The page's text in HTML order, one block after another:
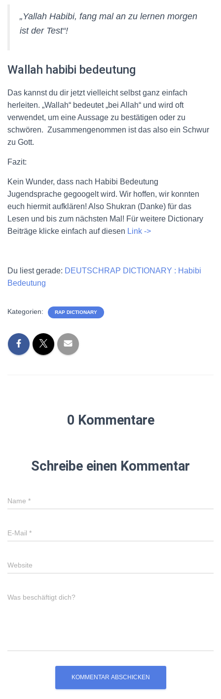
„Yallah Habibi, fang mal an zu lernen morgen
ist der Test“!
Wallah habibi bedeutung
Das kannst du dir jetzt vielleicht selbst ganz einfach
herleiten. „Wallah“ bedeutet „bei Allah“ und wird oft
verwendet, um eine Aussage zu bestätigen oder zu
schwören. Zusammengenommen ist das also ein Schwur
zu Gott.
Fazit:
Kein Wunder, dass nach Habibi Bedeutung
Jugendsprache gegoogelt wird. Wir hoffen, wir konnten
euch hiermit aufklären! Also Shukran (Danke) für das
Lesen und bis zum nächsten Mal! Für weitere Dictionary
Beiträge klicke einfach auf diesen Link ->
Du liest gerade: DEUTSCHRAP DICTIONARY : Habibi
Bedeutung
Kategorien: RAP DICTIONARY
0 Kommentare
Schreibe einen Kommentar
Name *
E-Mail *
Website
Was beschäftigt dich?